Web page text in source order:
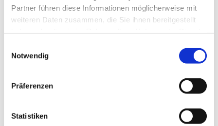
Partner führen diese Informationen möglicherweise mit
weiteren Daten zusammen, die Sie ihnen bereitgestellt
Notwendig
Präferenzen
Statistiken
delikat mit feiner Apfelnote
verlängert die Haltbarkeit ohne E-Nummern
Fleischzubereitungen
empfohlen
1–1,8 kg in 100 kg Lake bei 20 % Einspritzung
Verpackung
0,5 kg